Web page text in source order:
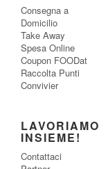
Consegna a
Domicilio
Take Away
Spesa Online
Coupon FOODat
Raccolta Punti
Convivier
LAVORIAMO
INSIEME!
Contattaci